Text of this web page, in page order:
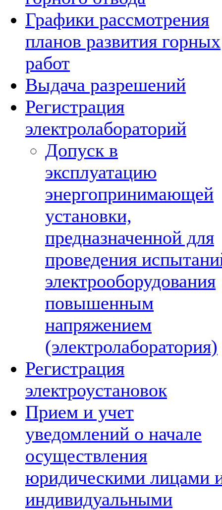
Графики рассмотрения
планов развития горных
работ
Выдача разрешений
Регистрация
электролабораторий
Допуск в
эксплуатацию
энергопринимающей
установки,
предназначенной для
проведения
электрооборудования
повышенным
напряжением
(электролаборатория)
Регистрация
электроустановок
Прием и учет
уведомлений о начале
осуществления
юридическими лицами
индивидуальными